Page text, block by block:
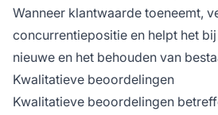
Wanneer klantwaarde toeneemt,
concurrentiepositie en helpt het
nieuwe en het behouden van
Kwalitatieve beoordelingen
Kwalitatieve beoordelingen